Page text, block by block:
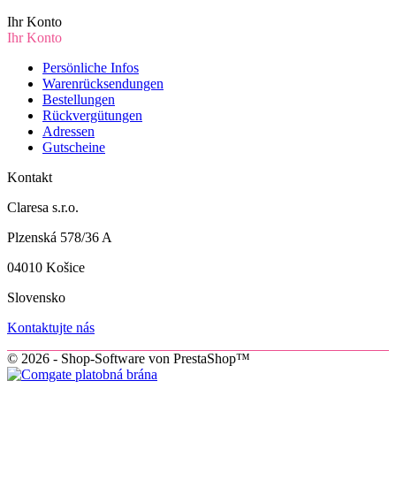
Ihr Konto
Ihr Konto
Persönliche Infos
Warenrücksendungen
Bestellungen
Rückvergütungen
Adressen
Gutscheine
Kontakt
Claresa s.r.o.
Plzenská 578/36 A
04010 Košice
Slovensko
Kontaktujte nás
© 2026 - Shop-Software von PrestaShop™